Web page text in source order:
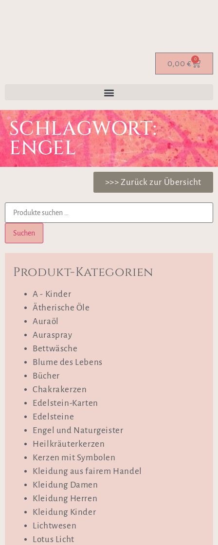
0,00 € 0
SCHLAGWORT:
ENGEL
>>> Zurück zur Übersicht
Suchen
Produkt-Kategorien
A - Kinder
Ätherische Öle
Auraöl
Auraspray
Bettwäsche
Blume des Lebens
Bücher
Chakrakerzen
Edelstein-Karten
Edelsteine
Engel und Naturgeister
Heilkräuterkerzen
Kerzen mit Symbolen
Kleidung aus fairem Handel
Kleidung Damen
Kleidung Herren
Kleidung Kinder
Lichtwesen
Lotus Licht